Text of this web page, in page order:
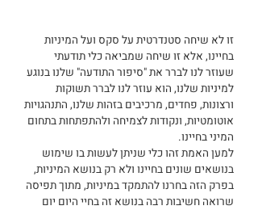
זו לא שיחה סטנדרטית על סקס ועל המיניות
בחיינו, אלא זו שיחה שמביאה כלי תודעתי
שעוזר לנו לברר את "סיפור התודעה" שלנו בנוגע
למיניות שלנו, הוא עוזר לנו לברר תשוקות
ורצונות, פחדים, מרכיבים בזהות שלנו, התנהגויות
אוטומטיות, ונקודות לצמיחה ולהתפתחות בתחום
המיני בחיינו.
למען האמת זהו כלי שניתן לעשות בו שימוש
בנושאים שונים בחיינו ולא רק בנושא המיניות,
בפרק הזה בחרנו להתמקד במיניות, מתוך תפיסה
שרואה חשיבות רבה בנושא זה בחיי היום יום